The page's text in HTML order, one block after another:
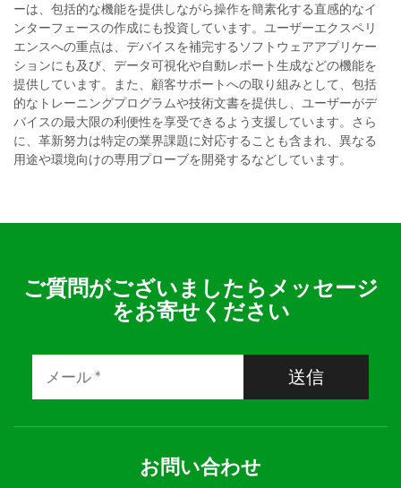
ーは、包括的な機能を提供しながら操作を簡素化する直感的なイ
ンターフェースの作成にも投資しています。ユーザーエクスペリ
エンスへの重点は、デバイスを補完するソフトウェアアプリケー
ションにも及び、データ可視化や自動レポート生成などの機能を
提供しています。また、顧客サポートへの取り組みとして、包括
的なトレーニングプログラムや技術文書を提供し、ユーザーがデ
バイスの最大限の利便性を享受できるよう支援しています。さら
に、革新努力は特定の業界課題に対応することも含まれ、異なる
用途や環境向けの専用プローブを開発するなどしています。
ご質問がございましたらメッセージ
をお寄せください
送信
お問い合わせ